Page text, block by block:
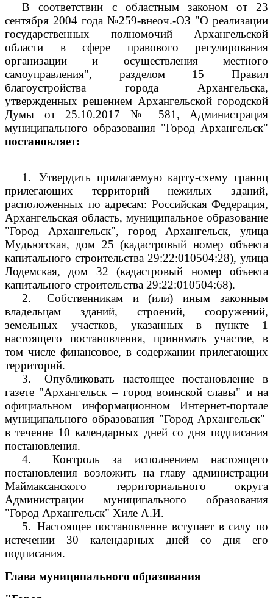
В соответствии с областным законом от 23
сентября 2004 года №259-внеоч.-ОЗ "О реализации
государственных полномочий Архангельской
области в сфере правового регулирования
организации и осуществления местного
самоуправления", разделом 15 Правил
благоустройства города Архангельска,
утвержденных решением Архангельской городской
Думы от 25.10.2017 № 581, Администрация
муниципального образования "Город Архангельск"
постановляет:
1.
Утвердить прилагаемую карту-схему границ
прилегающих территорий нежилых зданий,
расположенных по адресам: Российская Федерация,
Архангельская область, муниципальное образование
"Город Архангельск", город Архангельск, улица
Мудьюгская, дом 25 (кадастровый номер объекта
капитального строительства 29:22:010504:28), улица
Лодемская, дом 32(кадастровый номер объекта
капитального строительства 29:22:010504:68).
2.
Собственникам и (или) иным законным
владельцам зданий, строений, сооружений,
земельных участков, указанных в пункте 1
настоящего постановления, принимать участие, в
том числе финансовое, в содержании прилегающих
территорий.
3.
Опубликовать настоящее постановление в
газете "Архангельск – город воинской славы" и на
официальном информационном Интернет-портале
муниципального образования "Город Архангельск"
в течение 10 календарных дней со дня подписания
постановления.
4.
Контроль за исполнением настоящего
постановления возложить на главу администрации
Маймаксанского территориального округа
Администрации муниципального образования
"Город Архангельск" Хиле А.И.
5. Настоящее постановление вступает в силу по
истечении 30 календарных дней со дня его
подписания.
Глава муниципального образования